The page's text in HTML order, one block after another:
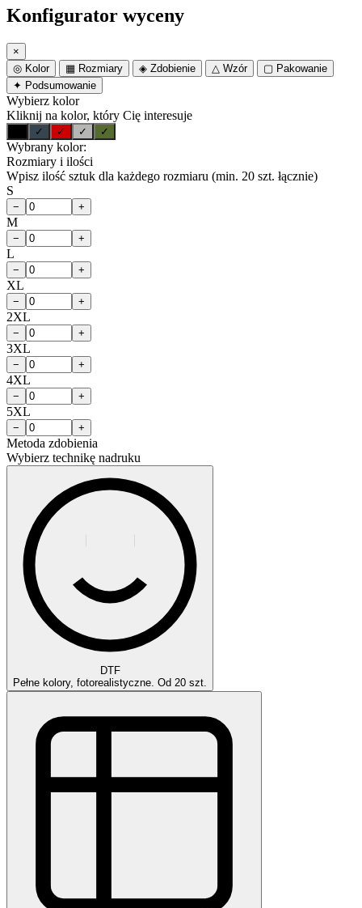
Konfigurator wyceny
×
◎ Kolor ▦ Rozmiary ◈ Zdobienie △ Wzór ▢ Pakowanie
✦ Podsumowanie
Wybierz kolor
Kliknij na kolor, który Cię interesuje
✓ ✓ ✓ ✓
Wybrany kolor:
Rozmiary i ilości
Wpisz ilość sztuk dla każdego rozmiaru (min. 20 szt. łącznie)
S
− +
M
− +
L
− +
XL
− +
2XL
− +
3XL
− +
4XL
− +
5XL
− +
Metoda zdobienia
Wybierz technikę nadruku
DTF
Pełne kolory, fotorealistyczne. Od 20 szt.